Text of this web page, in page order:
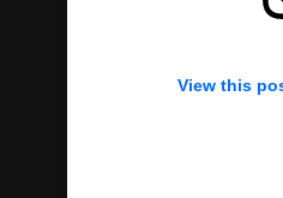
View this